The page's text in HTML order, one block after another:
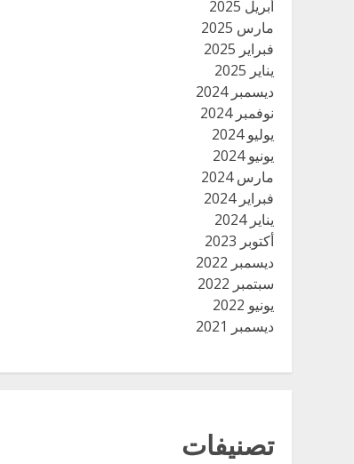
أبريل 2025
مارس 2025
فبراير 2025
يناير 2025
ديسمبر 2024
نوفمبر 2024
يوليو 2024
يونيو 2024
مارس 2024
فبراير 2024
يناير 2024
أكتوبر 2023
ديسمبر 2022
سبتمبر 2022
يونيو 2022
ديسمبر 2021
تصنيفات